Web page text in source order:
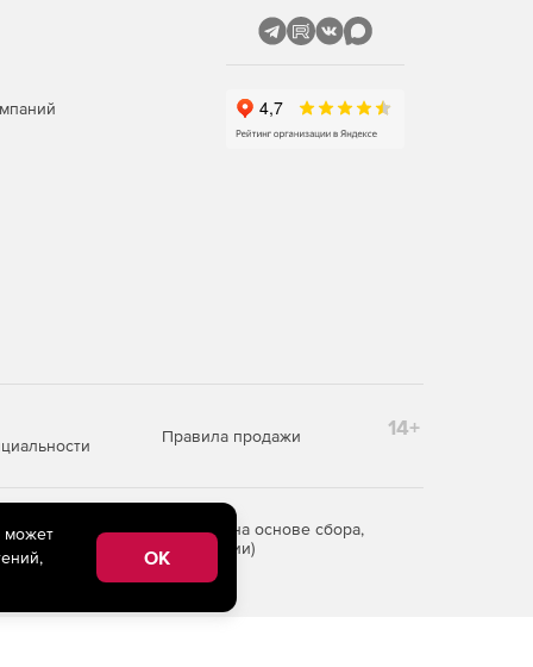
Правила продажи 14+
информации на основе сбора,
Российской Федерации)
может
OK